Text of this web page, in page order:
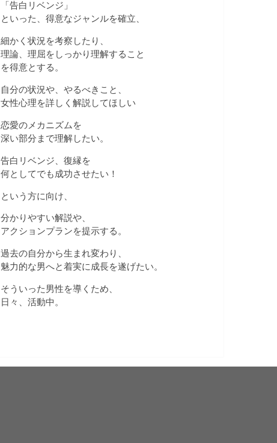
「告白リベンジ」
といった、得意なジャンルを確立、
細かく状況を考察したり、
理論、理屈をしっかり理解すること
を得意とする。
自分の状況や、やるべきこと、
女性心理を詳しく解説してほしい
恋愛のメカニズムを
深い部分まで理解したい。
告白リベンジ、復縁を
何としてでも成功させたい！
という方に向け、
分かりやすい解説や、
アクションプランを提示する。
過去の自分から生まれ変わり、
魅力的な男へと着実に成長を遂げたい。
そういった男性を導くため、
日々、活動中。